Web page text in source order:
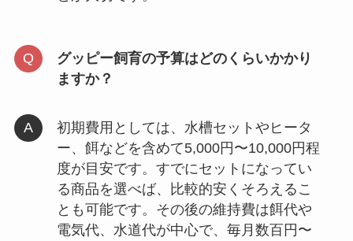
グッピー飼育の予算はどのくらいかかり
ますか？
初期費用としては、水槽セットやヒータ
ー、餌などを含めて5,000円〜10,000円程
度が目安です。すでにセットになってい
る商品を選べば、比較的安くそろえるこ
とも可能です。その後の維持費は餌代や
電気代、水道代が中心で、毎月数百円〜